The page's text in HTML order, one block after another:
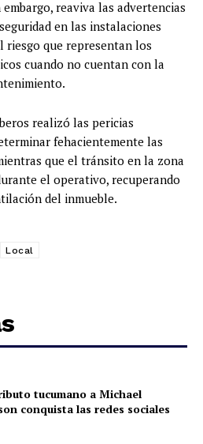
reaviva las advertencias
en las instalaciones
riesgo que representan los
cuando no cuentan con la
realizó las pericias
fehacientemente las
que el tránsito en la zona
el operativo, recuperando
del inmueble.
Local
tucumano a Michael
conquista las redes sociales